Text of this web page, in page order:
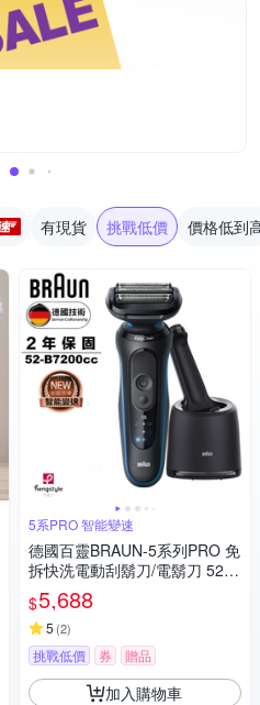
有現貨 挑戰低價 價格低到
5系PRO 智能變速
德國百靈BRAUN-5系列PRO 免
拆快洗電動刮鬍刀/電鬍刀 52-B
7200cc
$5,688
5 (2)
挑戰低價 券 贈品
加入購物車